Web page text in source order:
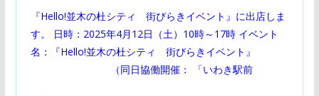
『Hello!並木の杜シティ 街びらきイベント』に出店しま
す。 日時：2025年4月12日（土）10時～17時 イベント
名：『Hello!並木の杜シティ 街びらきイベント』
（同日協働開催： 「いわき駅前